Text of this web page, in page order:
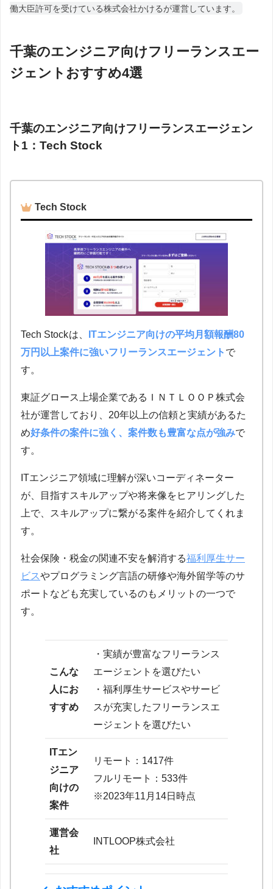
働大臣許可を受けている株式会社かけるが運営しています。
千葉のエンジニア向けフリーランスエー
ジェントおすすめ4選
千葉のエンジニア向けフリーランスエージェン
ト1：Tech Stock
Tech Stock
Tech Stockは、
ITエンジニア向けの平均月額報酬80
万円以上案件に強いフリーランスエージェント で
す。
東証グロース上場企業であるＩＮＴＬＯＯＰ株式会
社が運営しており、20年以上の信頼と実績があるた
め好条件の案件に強く、案件数も豊富な点が強みで
す。
ITエンジニア領域に理解が深いコーディネーター
が、目指すスキルアップや将来像をヒアリングした
上で、スキルアップに繋がる案件を紹介してくれま
す。
社会保険・税金の関連不安を解消する福利厚生サー
ビスやプログラミング言語の研修や海外留学等のサ
ポートなども充実しているのもメリットの一つで
す。
こんな
人にお
すすめ
・実績が豊富なフリーランス
エージェントを選びたい
・福利厚生サービスやサービ
スが充実したフリーランスエ
ージェントを選びたい
ITエン
ジニア
向けの
案件
リモート：1417件
フルリモート：533件
※2023年11月14日時点
運営会
社
INTLOOP株式会社